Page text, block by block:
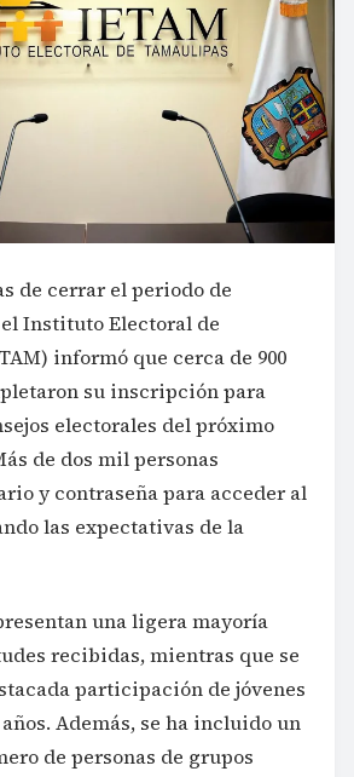
de cerrar el periodo de
Instituto Electoral de
informó que cerca de 900
su inscripción para
electorales del próximo
de dos mil personas
y contraseña para acceder al
las expectativas de la
una ligera mayoría
recibidas, mientras que se
participación de jóvenes
años. Además, se ha incluido un
de personas de grupos